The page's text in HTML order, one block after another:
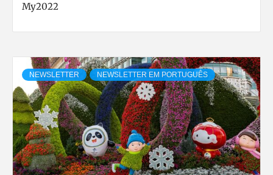
My2022
NEWSLETTER NEWSLETTER EM PORTUGUÊS